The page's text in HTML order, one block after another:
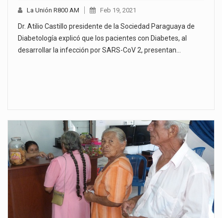
La Unión R800 AM Feb 19, 2021
Dr. Atilio Castillo presidente de la Sociedad Paraguaya de
Diabetología explicó que los pacientes con Diabetes, al
desarrollar la infección por SARS-CoV 2, presentan…